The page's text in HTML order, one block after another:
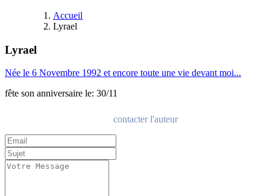
Accueil
Lyrael
Lyrael
Née le 6 Novembre 1992 et encore toute une vie devant moi...
fête son anniversaire le: 30/11
contacter l'auteur